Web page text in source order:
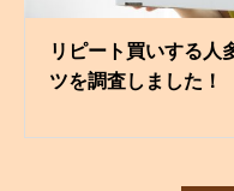
リピート買いする人
ツを調査しました！